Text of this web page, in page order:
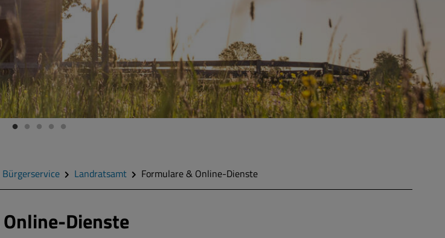
Landratsamt Formulare & Online-Dienste
Dienste